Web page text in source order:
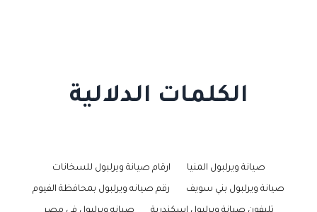
الكلمات الدلالية
صيانة ويرلبول المنيا ارقام صيانة ويرلبول للسخانات
صيانة ويرلبول بني سويف رقم صيانه ويرلبول بمحافظة الفيوم